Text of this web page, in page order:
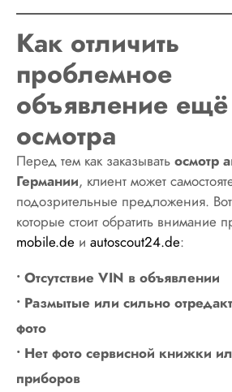
Как отличить
проблемное
объявление
осмотра
Перед тем как заказывать осмотр
Германии, клиент может
подозрительные предложения.
которые стоит обратить внимание
mobile.de и autoscout24.de:
• Отсутствие VIN в объявлении
• Размытые или сильно
фото
• Нет фото сервисной книжки
приборов